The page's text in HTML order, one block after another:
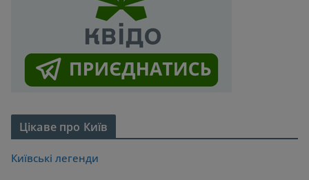
Цікаве про Київ
Київські легенди